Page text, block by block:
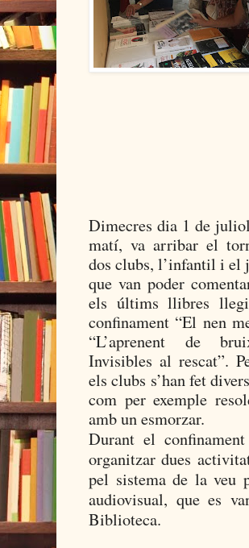
Dimecres dia 1 de
matí, va arribar el
dos clubs, l’infantil i el
que van poder
els últims llibres
confinament “El nen
“L’aprenent de
Invisibles al rescat”.
els clubs s’han fet
com per exemple
amb un esmorzar.
Durant el
organitzar dues
pel sistema de la veu
audiovisual, que es
Biblioteca.